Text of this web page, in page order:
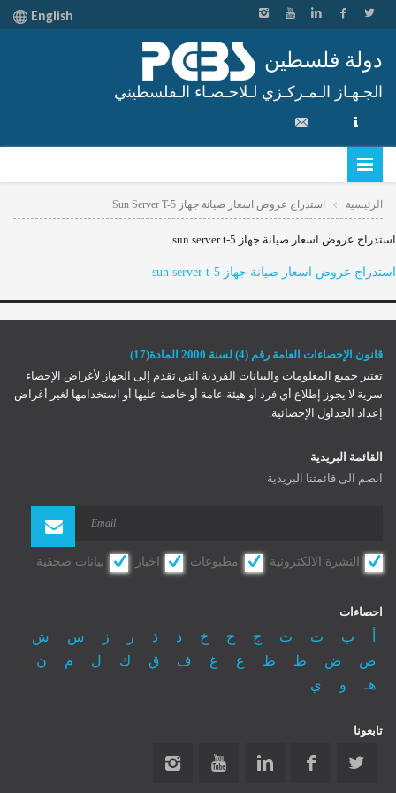
English
دولة فلسطين
الجـهـاز الـمـركـزي لـلاحـصـاء الـفلسطيني
الرئيسية استدراج عروض اسعار صيانة جهاز Sun Server T-5
استدراج عروض اسعار صيانة جهاز sun server t-5
استدراج عروض اسعار صيانة جهاز sun server t-5
Register Log In
قانون الإحصاءات العامة رقم (4) لسنة 2000 المادة(17)
تعتبر جميع المعلومات والبيانات الفردية التي تقدم إلى الجهاز لأغراض الإحصاء
سرية لا يجوز إطلاع أي فرد أو هيئة عامة أو خاصة عليها أو استخدامها لغير أغراض
إعداد الجداول الإحصائية.
القائمة البريدية
انضم الى قائمتنا البريدية
النشرة الالكترونية مطبوعات اخبار بيانات صحفية
احصاءات
ب ت ث ج ح خ د ذ ر ز س
ش
ص
ض ط ظ ع غ ف ق ك ل م
ن
هـ
و ي
تابعونا